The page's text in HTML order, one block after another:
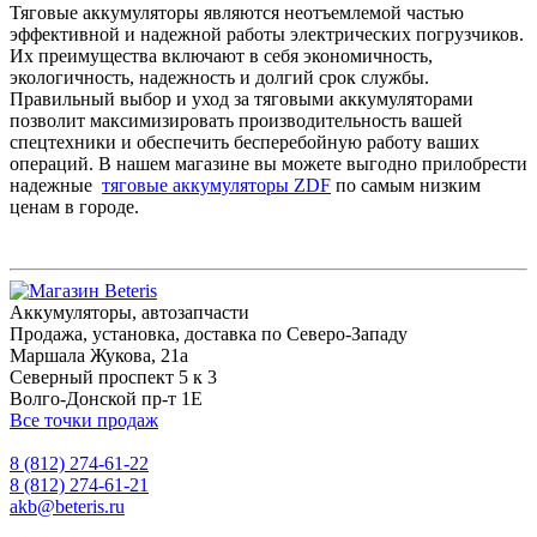
Тяговые аккумуляторы являются неотъемлемой частью
эффективной и надежной работы электрических погрузчиков.
Их преимущества включают в себя экономичность,
экологичность, надежность и долгий срок службы.
Правильный выбор и уход за тяговыми аккумуляторами
позволит максимизировать производительность вашей
спецтехники и обеспечить бесперебойную работу ваших
операций. В нашем магазине вы можете выгодно прилобрести
надежные тяговые аккумуляторы ZDF по самым низким
ценам в городе.
Аккумуляторы, автозапчасти
Продажа, установка, доставка по Северо-Западу
Маршала Жукова, 21а
Северный проспект 5 к 3
Волго-Донской пр-т 1Е
Все точки продаж
8 (812) 274-61-22
8 (812) 274-61-21
akb@beteris.ru